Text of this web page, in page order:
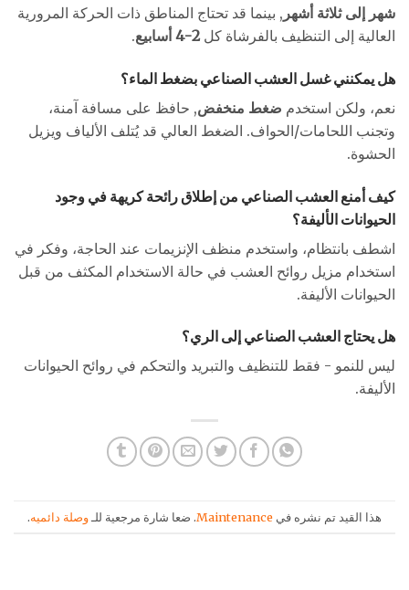
شهر إلى ثلاثة أشهر , بينما قد تحتاج المناطق ذات الحركة المرورية
العالية إلى التنظيف بالفرشاة كل2-4 أسابيع .
هل يمكنني غسل العشب الصناعي بضغط الماء؟
نعم، ولكن استخدم ضغط منخفض, حافظ على مسافة آمنة،
وتجنب اللحامات/الحواف. الضغط العالي قد يُتلف الألياف ويزيل
الحشوة.
كيف أمنع العشب الصناعي من إطلاق رائحة كريهة في وجود
الحيوانات الأليفة؟
اشطف بانتظام، واستخدم منظف الإنزيمات عند الحاجة، وفكر في
استخدام مزيل روائح العشب في حالة الاستخدام المكثف من قبل
الحيوانات الأليفة.
هل يحتاج العشب الصناعي إلى الري؟
ليس للنمو - فقط للتنظيف والتبريد والتحكم في روائح الحيوانات
الأليفة.
هذا القيد تم نشره في Maintenance. ضعا شارة مرجعية للـوصلة دائميه.